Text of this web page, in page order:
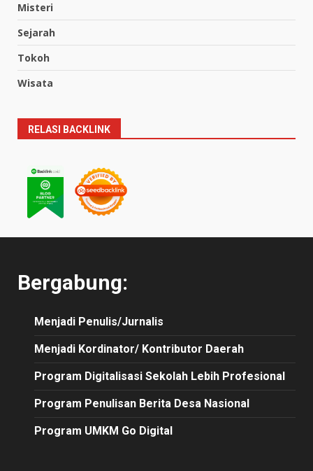
Misteri
Sejarah
Tokoh
Wisata
RELASI BACKLINK
Bergabung:
Menjadi Penulis/Jurnalis
Menjadi Kordinator/ Kontributor Daerah
Program Digitalisasi Sekolah Lebih Profesional
Program Penulisan Berita Desa Nasional
Program UMKM Go Digital